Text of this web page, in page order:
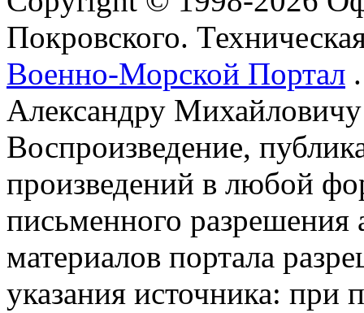
Покровского.
Военно-Морской Портал
Александру
Воспроизведение,
произведений в любой
письменного разрешения
материалов портала
указания источника: при